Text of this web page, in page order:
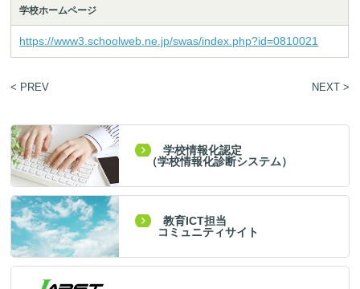
学校ホームページ
https://www3.schoolweb.ne.jp/swas/index.php?id=0810021
< PREV NEXT >
学校情報化認定
（学校情報化診断システム）
教育ICT担当
コミュニティサイト